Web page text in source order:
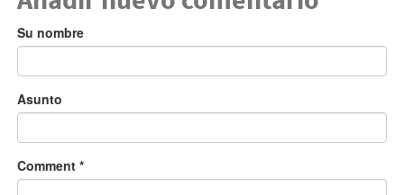
Su nombre
Asunto
Comment *